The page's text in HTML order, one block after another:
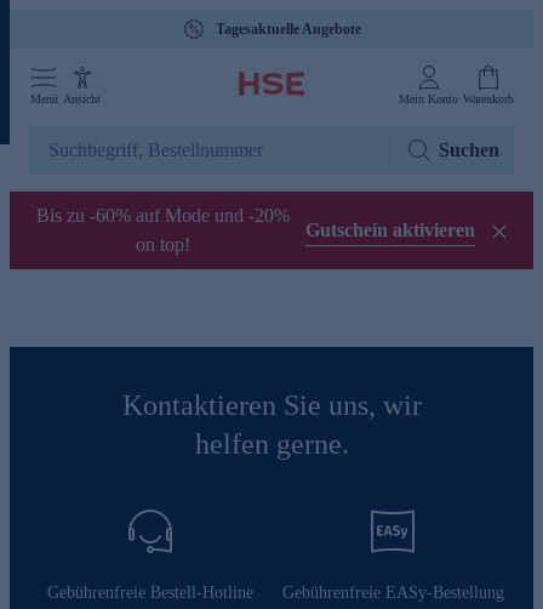
Tagesaktuelle Angebote
Menü Ansicht Mein Konto Warenkorb
Suchen
Bis zu -60% auf Mode und -20%
on top!
Gutschein aktivieren
Kontaktieren Sie uns, wir
helfen gerne.
Gebührenfreie Bestell-Hotline Gebührenfreie EASy-Bestellung